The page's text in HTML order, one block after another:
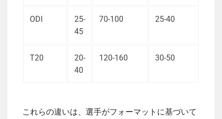
ODI
25-
45
70-100 25-40
T20
20-
40
120-160 30-50
これらの違いは、選手がフォーマットに基づいて